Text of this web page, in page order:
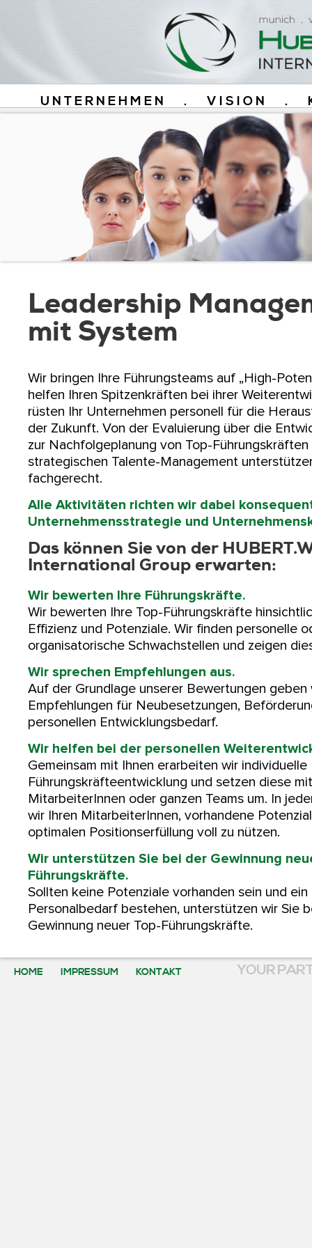
UNTERNEHMEN . VISION .
Leadership
mit System
Wir bringen Ihre Führungsteams auf „High-
helfen Ihren Spitzenkräften bei ihrer
rüsten Ihr Unternehmen personell für die
der Zukunft. Von der Evaluierung über die
zur Nachfolgeplanung von Top-Führungskräften
strategischen Talente-Management
fachgerecht.
Alle Aktivitäten richten wir dabei
Unternehmensstrategie und
Das können Sie von der
International Group erwarten:
Wir bewerten Ihre Führungskräfte.
Wir bewerten Ihre Top-Führungskräfte
Effizienz und Potenziale. Wir finden personelle
organisatorische Schwachstellen und zeigen
Wir sprechen Empfehlungen aus.
Auf der Grundlage unserer Bewertungen geben
Empfehlungen für Neubesetzungen,
personellen Entwicklungsbedarf.
Wir helfen bei der personellen
Gemeinsam mit Ihnen erarbeiten wir individuelle
Führungskräfteentwicklung und setzen diese
MitarbeiterInnen oder ganzen Teams um. In
wir Ihren MitarbeiterInnen, vorhandene
optimalen Positionserfüllung voll zu nützen.
Wir unterstützen Sie bei der Gewinnung
Führungskräfte.
Sollten keine Potenziale vorhanden sein und ein
Personalbedarf bestehen, unterstützen wir Sie
Gewinnung neuer Top-Führungskräfte.
HOME IMPRESSUM KONTAKT YOUR